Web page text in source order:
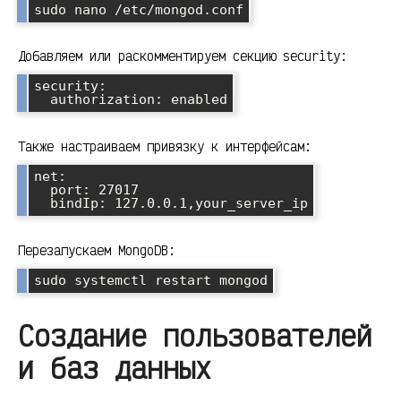
sudo nano /etc/mongod.conf
Добавляем или раскомментируем секцию security:
security:
  authorization: enabled
Также настраиваем привязку к интерфейсам:
net:
  bindIp: 127.0.0.1,your_server_ip
Перезапускаем MongoDB:
sudo systemctl restart mongod
Создание пользователей
и баз данных